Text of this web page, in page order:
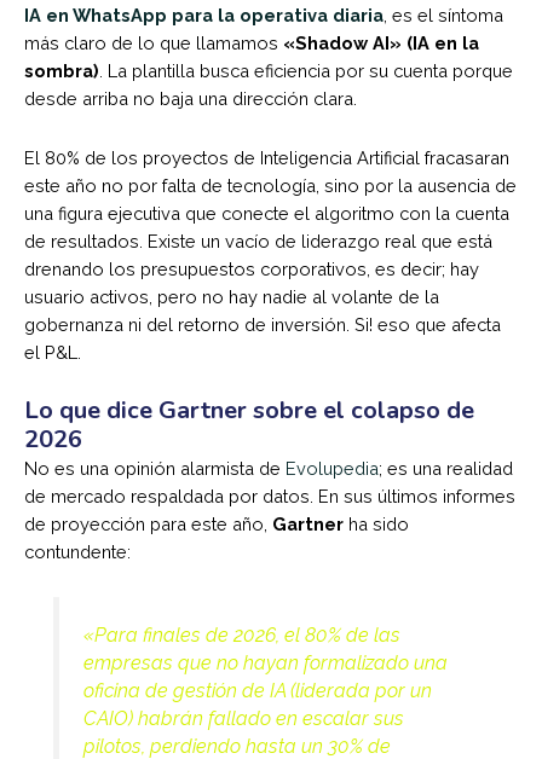
IA en WhatsApp para la operativa diaria , es el síntoma
más claro de lo que llamamos «Shadow AI» (IA en la
sombra) . La plantilla busca eficiencia por su cuenta porque
desde arriba no baja una dirección clara.
El 80% de los proyectos de Inteligencia Artificial fracasaran
este año no por falta de tecnología, sino por la ausencia de
una figura ejecutiva que conecte el algoritmo con la cuenta
de resultados. Existe un vacío de liderazgo real que está
drenando los presupuestos corporativos, es decir; hay
usuario activos, pero no hay nadie al volante de la
gobernanza ni del retorno de inversión. Si! eso que afecta
el P&L.
Lo que dice Gartner sobre el colapso de
2026
No es una opinión alarmista de Evolupedia; es una realidad
de mercado respaldada por datos. En sus últimos informes
de proyección para este año, Gartner ha sido
contundente:
«Para finales de 2026, el 80% de las
empresas que no hayan formalizado una
oficina de gestión de IA (liderada por un
CAIO) habrán fallado en escalar sus
pilotos, perdiendo hasta un 30% de